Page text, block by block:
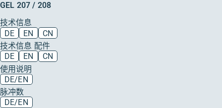
GEL 207 / 208
技术信息
DE
EN
CN
技术信息 配件
DE
EN
CN
使用说明
DE/EN
脉冲数
DE/EN